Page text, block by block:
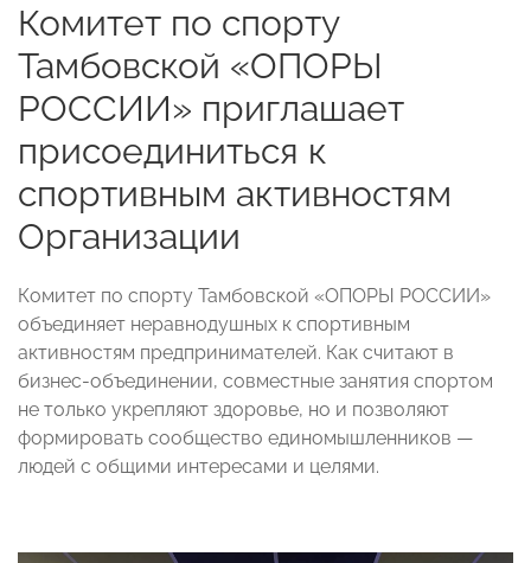
Комитет по спорту
Тамбовской «ОПОРЫ
РОССИИ» приглашает
присоединиться к
спортивным активностям
Организации
Комитет по спорту Тамбовской «ОПОРЫ РОССИИ»
объединяет неравнодушных к спортивным
активностям предпринимателей. Как считают в
бизнес-объединении, совместные занятия спортом
не только укрепляют здоровье, но и позволяют
формировать сообщество единомышленников —
людей с общими интересами и целями.